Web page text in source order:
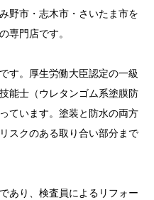
野市・志木市・さいたま市を
専門店です。
す。厚生労働大臣認定の一級
能士（ウレタンゴム系塗膜防
ています。塗装と防水の両方
スクのある取り合い部分まで
あり、検査員によるリフォー